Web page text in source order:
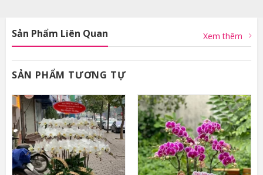
Sản Phẩm Liên Quan Xem thêm
SẢN PHẨM TƯƠNG TỰ